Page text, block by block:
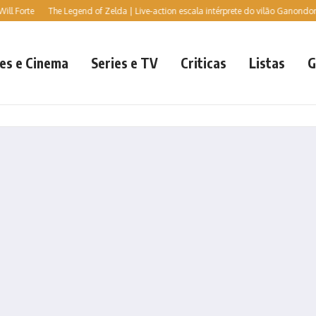
The Legend of Zelda | Live-action escala intérprete do vilão Ganondorf,
e Cinema Series e TV Criticas Listas